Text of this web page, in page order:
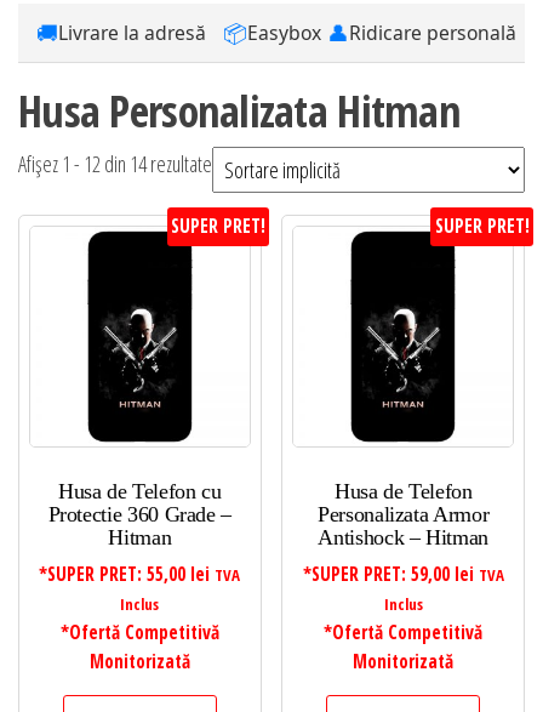
🚚Livrare la adresă 📦Easybox 👤Ridicare personală
Husa Personalizata Hitman
Afișez 1 - 12 din 14 rezultate
SUPER PRET!
Husa de Telefon cu
Protectie 360 Grade –
Hitman
*SUPER PRET:55,00 lei TVA
Inclus
*Ofertă Competitivă
Monitorizată
SUPER PRET!
Husa de Telefon
Personalizata Armor
Antishock – Hitman
*SUPER PRET: 59,00 lei TVA
Inclus
*Ofertă Competitivă
Monitorizată